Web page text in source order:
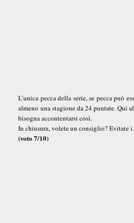
L’unica pecca della serie, se pecca può
almeno una stagione da 24 puntate. Qui
bisogna accontentarsi così.
In chiusura, volete un consiglio? Evitate
(voto 7/10)